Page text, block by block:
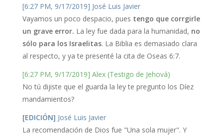
[6:27 PM, 9/17/2019] José Luis Javier
Vayamos un poco despacio, pues tengo que corrgirle
un grave error. La ley fue dada para la humanidad, no
sólo para los Israelitas. La Biblia es demasiado clara
al respecto, y ya te presenté la cita de Oseas 6:7.
[6:27 PM, 9/17/2019] Alex (Testigo de Jehová)
No tú dijiste que el guarda la ley te pregunto los Díez
mandamientos?
[EDICIÓN] José Luis Javier
La recomendación de Dios fue "Una sola mujer". Y